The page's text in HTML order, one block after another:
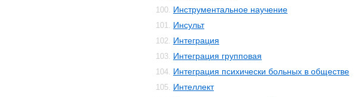
100. Инструментальное научение
101. Инсульт
102. Интеграция
103. Интеграция групповая
104. Интеграция психически больных в обществе
105. Интеллект